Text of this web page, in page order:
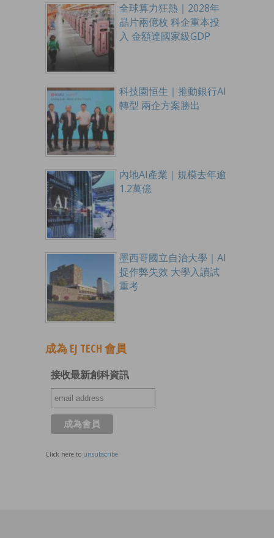
全球算力狂熱｜2028年
晶片兩億枚 科企重本投
入 金額達國家級GDP
科技園恒生｜推動銀行AI
轉型 兩企方案勝出
內地AI產業｜規模去年逾
1.2萬億
墨西哥國立自治大學｜AI
捉作弊失效 大學入讀試
重考
成為 EJ TECH 會員
接收最新創科資訊
Click here to unsubscribe